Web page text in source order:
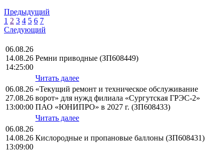
Предыдущий
1 2 3 4 5 6 7
Следующий
06.08.26
14.08.26
14:25:00
Ремни приводные (ЗП608449)
Читать далее
06.08.26
27.08.26
13:00:00
«Текущий ремонт и техническое обслуживание
ворот» для нужд филиала «Сургутская ГРЭС-2»
ПАО «ЮНИПРО» в 2027 г. (ЗП608433)
Читать далее
06.08.26
14.08.26
13:09:00
Кислородные и пропановые баллоны (ЗП608431)